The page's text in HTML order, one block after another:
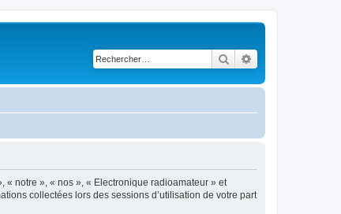
Rechercher
notre », « nos », « Electronique radioamateur » et
collectées lors des sessions d’utilisation de votre part